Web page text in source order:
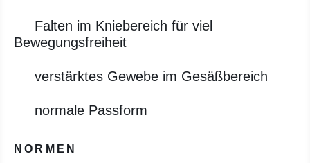
Falten im Kniebereich für viel
Bewegungsfreiheit
verstärktes Gewebe im Gesäßbereich
normale Passform
NORMEN